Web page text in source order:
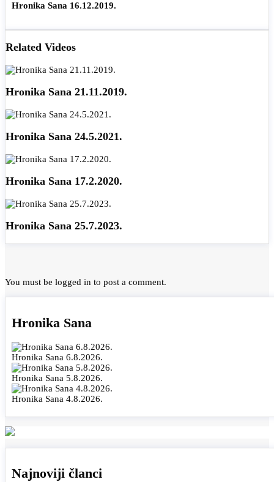
Hronika Sana 16.12.2019.
Related Videos
Hronika Sana 21.11.2019.
Hronika Sana 24.5.2021.
Hronika Sana 17.2.2020.
Hronika Sana 25.7.2023.
You must be logged in to post a comment.
Hronika Sana
Hronika Sana 6.8.2026.
Hronika Sana 5.8.2026.
Hronika Sana 4.8.2026.
Najnoviji članci